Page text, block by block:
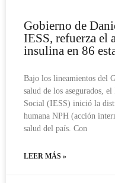
Gobierno de
IESS, refuerza el
insulina en 86
Bajo los lineamientos del
salud de los asegurados,
Social (IESS) inició la
humana NPH (acción
salud del país. Con
LEER MÁS »